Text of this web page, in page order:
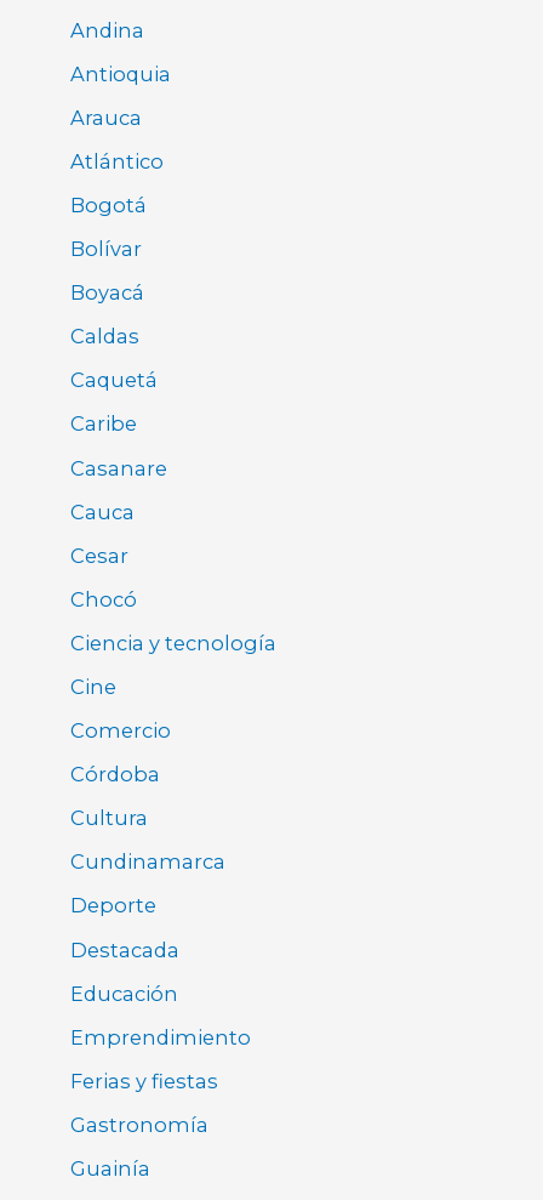
Andina
Antioquia
Arauca
Atlántico
Bogotá
Bolívar
Boyacá
Caldas
Caquetá
Caribe
Casanare
Cauca
Cesar
Chocó
Ciencia y tecnología
Cine
Comercio
Córdoba
Cultura
Cundinamarca
Deporte
Destacada
Educación
Emprendimiento
Ferias y fiestas
Gastronomía
Guainía